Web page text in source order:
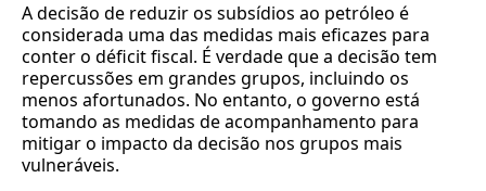
A decisão de reduzir os subsídios ao petróleo é
considerada uma das medidas mais eficazes para
conter o déficit fiscal. É verdade que a decisão tem
repercussões em grandes grupos, incluindo os
menos afortunados. No entanto, o governo está
tomando as medidas de acompanhamento para
mitigar o impacto da decisão nos grupos mais
vulneráveis.